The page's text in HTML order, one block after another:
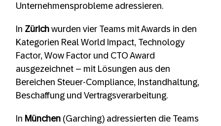
Unternehmensprobleme adressieren.
In Zürich wurden vier Teams mit Awards in den
Kategorien Real World Impact, Technology
Factor, Wow Factor und CTO Award
ausgezeichnet – mit Lösungen aus den
Bereichen Steuer-Compliance, Instandhaltung,
Beschaffung und Vertragsverarbeitung.
In München (Garching) adressierten die Teams